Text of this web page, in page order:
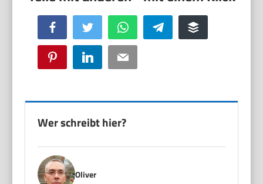
Facebook Twitter WhatsApp Telegram Buffer
Pinterest LinkedIn Email
Wer schreibt hier?
Oliver